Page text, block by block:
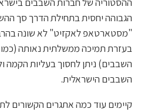
הגבוהה יחסית בתחילת הדרך סך
"מסטארטאפ לאקזיט" לא שונה
בעזרת תמיכה ממשלתית נאותה
השבבים) ניתן לחסוך בעליות
השבבים הישראלית.
קיימים עוד כמה אתגרים הקשורים